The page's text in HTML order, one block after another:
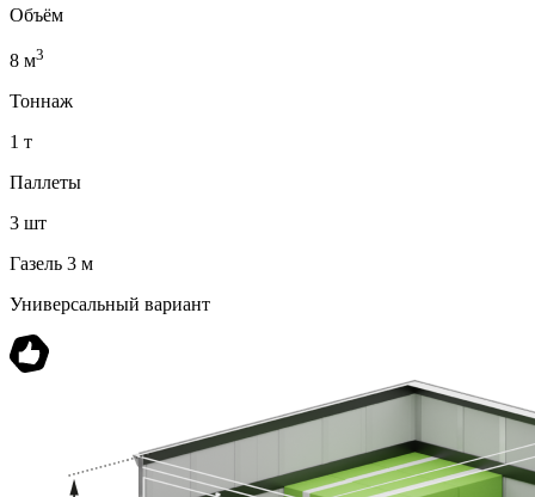
Объём
8 м3
Тоннаж
1 т
Паллеты
3 шт
Газель 3 м
Универсальный вариант